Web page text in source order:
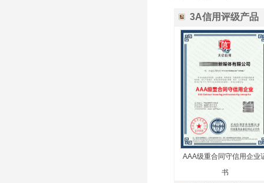
3A信用评级产品
AAA级重合同守信用企业
书